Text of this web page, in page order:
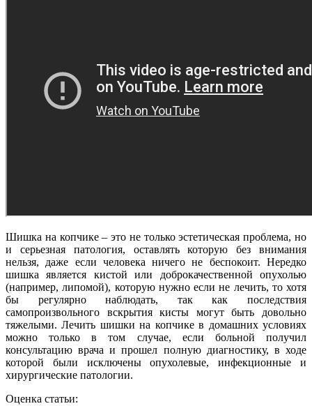
Шишка на копчике – это не только эстетическая проблема, но
и серьезная патология, оставлять которую без внимания
нельзя, даже если человека ничего не беспокоит. Нередко
шишка является кистой или доброкачественной опухолью
(например, липомой), которую нужно если не лечить, то хотя
бы регулярно наблюдать, так как последствия
самопроизвольного вскрытия кисты могут быть довольно
тяжелыми. Лечить шишки на копчике в домашних условиях
можно только в том случае, если больной получил
консультацию врача и прошел полную диагностику, в ходе
которой были исключены опухолевые, инфекционные и
хирургические патологии.
Оценка статьи: